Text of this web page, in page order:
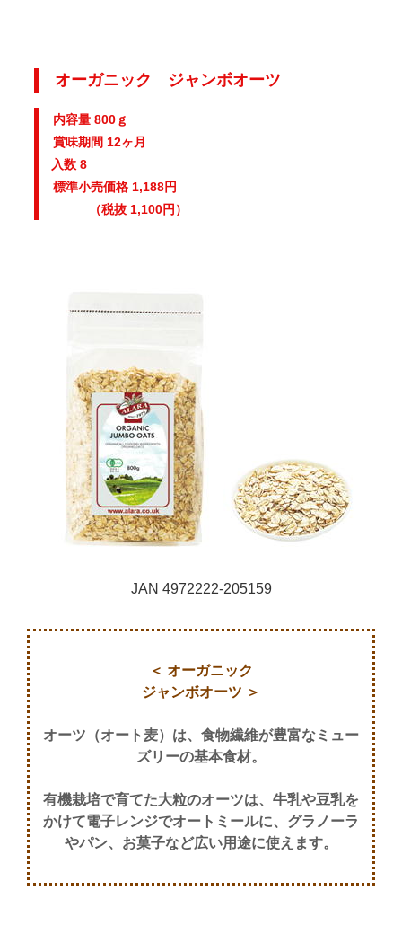
オーガニック ジャンボオーツ
内容量 800ｇ
賞味期間 12ヶ月
入数 8
標準小売価格 1,188円
（税抜 1,100円）
JAN 4972222-205159
＜ オーガニック
ジャンボオーツ ＞
オーツ（オート麦）は、 食物繊維が豊富なミュー
ズリーの基本食材。
有機栽培で育てた大粒のオーツは、 牛乳や豆乳を
かけて電子レンジでオートミールに、 グラノーラ
やパン、お菓子など広い用途に使えます。